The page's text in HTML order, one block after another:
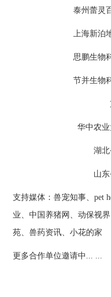
泰州蕾灵
上海新泊
思鹏生物
节并生物
华中农
湖
山
支持媒体：兽宠知事、pet
业、中国养猪网、动保视
苑、兽药资讯、小花的家
更多合作单位邀请中... ...